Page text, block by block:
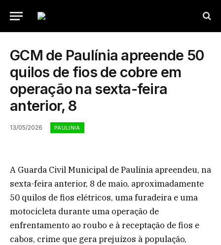
GCM de Paulínia apreende 50
quilos de fios de cobre em
operação na sexta-feira
anterior, 8
13/05/2026 PAULINIA
A Guarda Civil Municipal de Paulínia apreendeu, na
sexta-feira anterior, 8 de maio, aproximadamente
50 quilos de fios elétricos, uma furadeira e uma
motocicleta durante uma operação de
enfrentamento ao roubo e à receptação de fios e
cabos, crime que gera prejuízos à população,